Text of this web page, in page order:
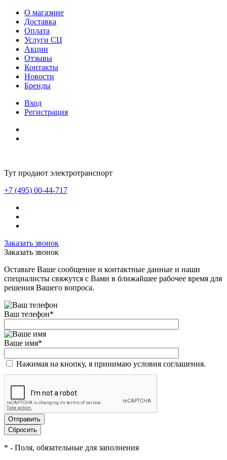
О магазине
Доставка
Оплата
Услуги СЦ
Акции
Отзывы
Контакты
Новости
Бренды
Вход
Регистрация
Тут продают электротранспорт
+7 (495) 00-44-717
Заказать звонок
Заказать звонок
Оставьте Ваше сообщение и контактные данные и наши
специалисты свяжутся с Вами в ближайшее рабочее время для
решения Вашего вопроса.
Ваш телефон*
Ваше имя*
Нажимая на кнопку, я принимаю условия соглашения.
* - Поля, обязательные для заполнения